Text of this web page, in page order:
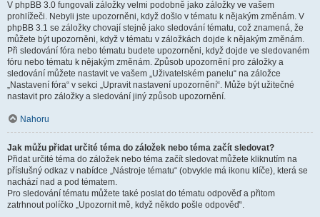
V phpBB 3.0 fungovali záložky velmi podobně jako záložky ve vašem
prohlížeči. Nebyli jste upozorněni, když došlo v tématu k nějakým změnám. V
phpBB 3.1 se záložky chovají stejně jako sledování tématu, což znamená, že
můžete být upozorněni, když v tématu v záložkách dojde k nějakým změnám.
Při sledování fóra nebo tématu budete upozorněni, když dojde ve sledovaném
fóru nebo tématu k nějakým změnám. Způsob upozornění pro záložky a
sledování můžete nastavit ve vašem „Uživatelském panelu“ na záložce
„Nastavení fóra“ v sekci „Upravit nastavení upozornění“. Může být užitečné
nastavit pro záložky a sledování jiný způsob upozornění.
Nahoru
Jak můžu přidat určité téma do záložek nebo téma začít sledovat?
Přidat určité téma do záložek nebo téma začít sledovat můžete kliknutím na
příslušný odkaz v nabídce „Nástroje tématu“ (obvykle má ikonu klíče), která se
nachází nad a pod tématem.
Pro sledování tématu můžete také poslat do tématu odpověď a přitom
zatrhnout políčko „Upozornit mě, když někdo pošle odpověď“.